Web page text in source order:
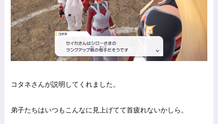
コタネさんが説明してくれました。
弟子たちはいつもこんなに見上げてて首疲れないかしら。